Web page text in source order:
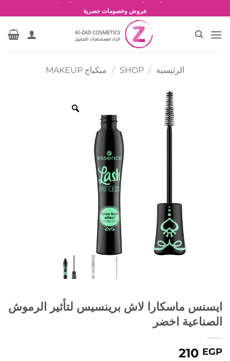
للمحتوى
شحن مجاني للطلبات بقيمة 1500 جنية أو أكثر
عروض وخصومات حصرية
الرئيسية /
SHOP
/ ميكياج MAKEUP
ايسنس ماسكارا لاش برينسيس لتأثير الرموش
الصناعية اخضر
210 EGP